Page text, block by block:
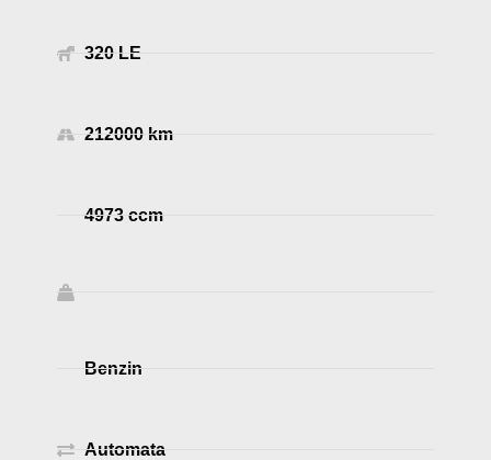
320 LE
212000 km
4973 ccm
Benzin
Automata